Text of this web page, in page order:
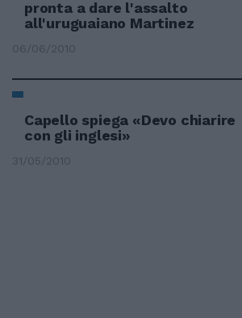
pronta a dare l'assalto
all'uruguaiano Martinez
06/06/2010
Capello spiega «Devo chiarire
con gli inglesi»
31/05/2010